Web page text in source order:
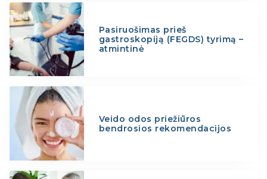
Pasiruošimas prieš
gastroskopiją (FEGDS) tyrimą –
atmintinė
Veido odos priežiūros
bendrosios rekomendacijos